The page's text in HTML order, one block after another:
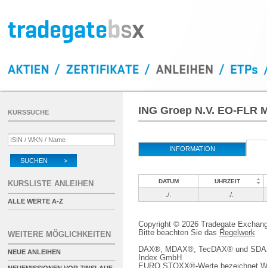
ING Groep N.V. EO-FLR
INFORMATION
DATUM UHRZEIT
./. ./.
Copyright © 2026 Tradegate
Bitte beachten Sie das Regelwerk
DAX®, MDAX®, TecDAX® und
Index GmbH
EURO STOXX®-Werte bezeichnet
KURSSUCHE
SUCHEN >
KURSLISTE ANLEIHEN
ALLE WERTE A-Z
WEITERE MÖGLICHKEITEN
NEUE ANLEIHEN